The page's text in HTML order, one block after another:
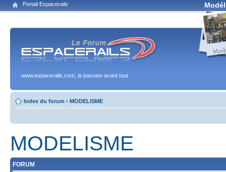
Portail Espacerails
www.espacerails.com, la passion avant tout
Index du forum ‹ MODELISME
MODELISME
FORUM